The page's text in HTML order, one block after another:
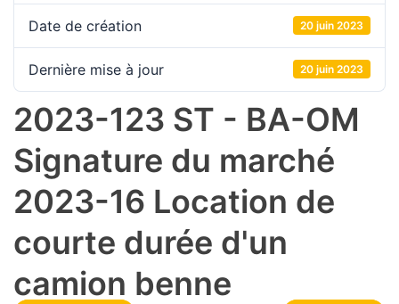
Date de création 20 juin 2023
Dernière mise à jour 20 juin 2023
2023-123 ST - BA-OM
Signature du marché
2023-16 Location de
courte durée d'un
camion benne